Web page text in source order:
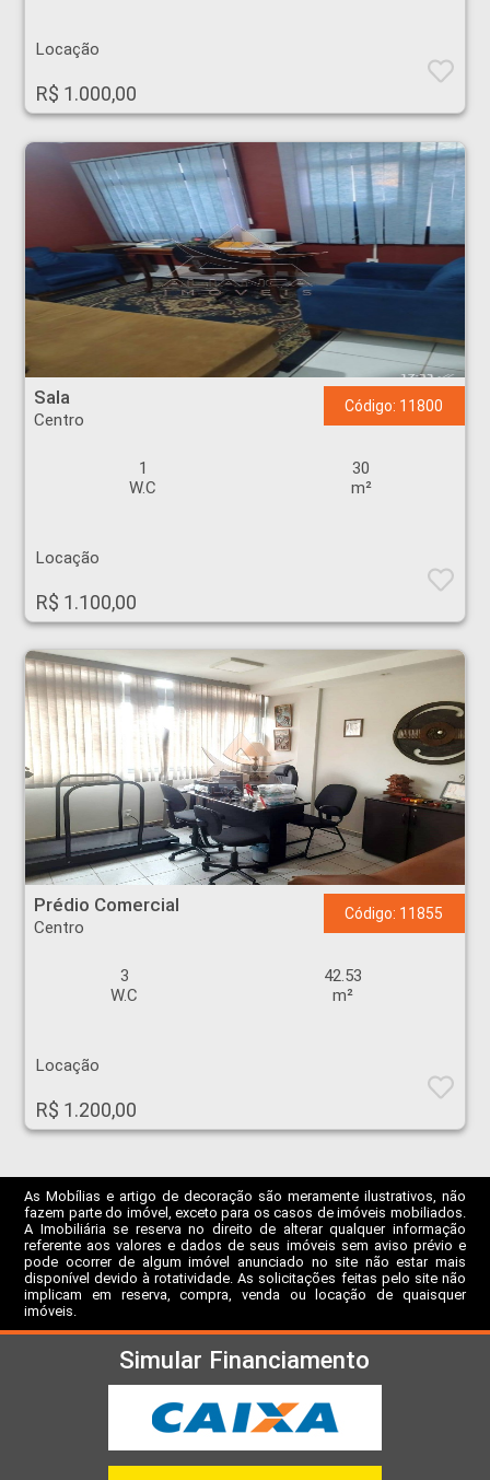
Locação
R$ 1.000,00
Sala - Centro - Ribeirão Preto
Sala
Centro
Código: 11800
1
W.C
30
m²
Locação
R$ 1.100,00
Prédio Comercial - Centro - Ribeirão Preto
Prédio Comercial
Centro
Código: 11855
3
W.C
42.53
m²
Locação
R$ 1.200,00
As Mobílias e artigo de decoração são meramente ilustrativos, não
fazem parte do imóvel, exceto para os casos de imóveis mobiliados.
A Imobiliária se reserva no direito de alterar qualquer informação
referente aos valores e dados de seus imóveis sem aviso prévio e
pode ocorrer de algum imóvel anunciado no site não estar mais
disponível devido à rotatividade. As solicitações feitas pelo site não
implicam em reserva, compra, venda ou locação de quaisquer
imóveis.
Simular Financiamento